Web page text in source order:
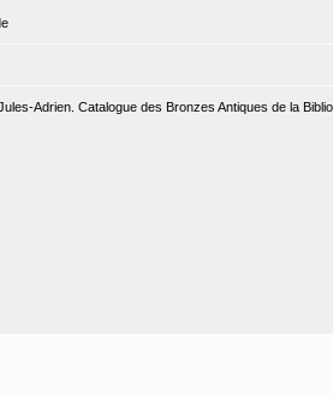
Adrien. Catalogue des Bronzes Antiques de la